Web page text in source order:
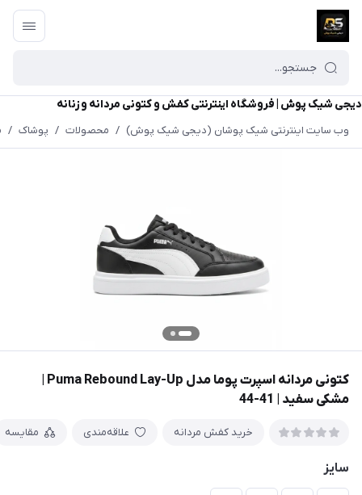
دیجی شیک پوش | فروشگاه اینترنتی کفش و کتونی مردانه و زنانه
وب سایت اینترنتی شیک پوشان (دیجی شیک پوش) / محصولات / پوشاک /
مشکی سفید | 41-44
خرید کفش مردانه علاقه‌مندی مقایسه
سایز